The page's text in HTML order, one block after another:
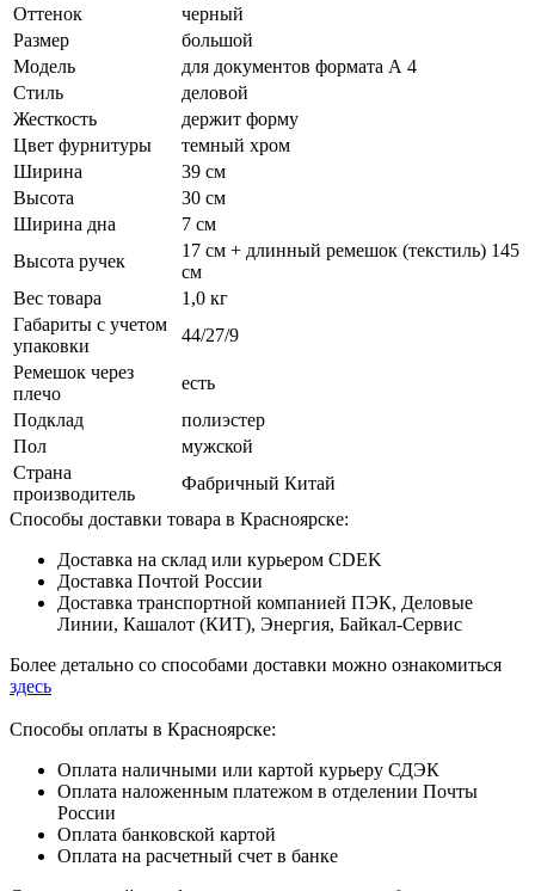
Оттенок
черный
Размер
большой
Модель
для документов формата А 4
Стиль
деловой
Жесткость
держит форму
Цвет фурнитуры
темный хром
Ширина
39 см
Высота
30 см
Ширина дна
7 см
Высота ручек
17 см + длинный ремешок (текстиль) 145
см
Вес товара
1,0 кг
Габариты с учетом
упаковки
44/27/9
Ремешок через
плечо
есть
Подклад
полиэстер
Пол
мужской
Страна
производитель
Фабричный Китай
Способы доставки товара в Красноярске:
Доставка на склад или курьером CDEK
Доставка Почтой России
Доставка транспортной компанией ПЭК, Деловые
Линии, Кашалот (КИТ), Энергия, Байкал-Сервис
Более детально со способами доставки можно ознакомиться
здесь
Способы оплаты в Красноярске:
Оплата наличными или картой курьеру СДЭК
Оплата наложенным платежом в отделении Почты
России
Оплата банковской картой
Оплата на расчетный счет в банке